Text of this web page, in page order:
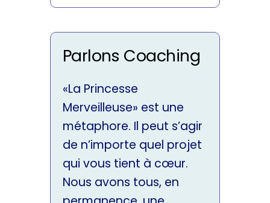
Parlons Coaching
«La Princesse
Merveilleuse» est une
métaphore. Il peut s’agir
de n’importe quel projet
qui vous tient à cœur.
Nous avons tous, en